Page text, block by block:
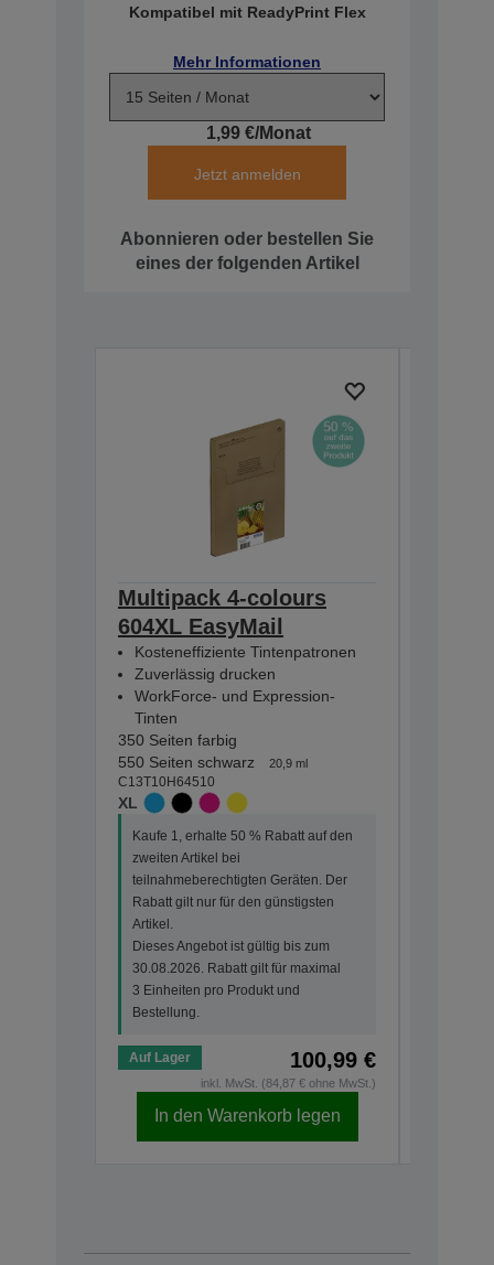
Kompatibel mit ReadyPrint Flex
Mehr Informationen
1,99 €/Monat
Jetzt anmelden
Abonnieren oder bestellen Sie
eines der folgenden Artikel
Multipack 4-colours
604XL EasyMail
Kosteneffiziente Tintenpatronen
Zuverlässig drucken
WorkForce- und Expression-
Tinten
350 Seiten farbig
550 Seiten schwarz
20,9 ml
C13T10H64510
XL
Kaufe 1, erhalte 50 % Rabatt auf den
zweiten Artikel bei
teilnahmeberechtigten Geräten. Der
Rabatt gilt nur für den günstigsten
Artikel.
Dieses Angebot ist gültig bis zum
30.08.2026. Rabatt gilt für maximal
3 Einheiten pro Produkt und
Bestellung.
Auf Lager 100,99 €
inkl. MwSt. (84,87 € ohne MwSt.)
In den Warenkorb legen